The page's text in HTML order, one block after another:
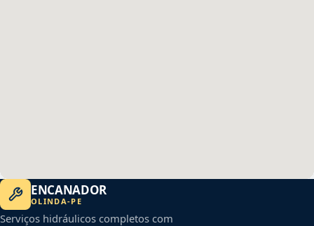
ENCANADOR
OLINDA-PE
Serviços hidráulicos completos com